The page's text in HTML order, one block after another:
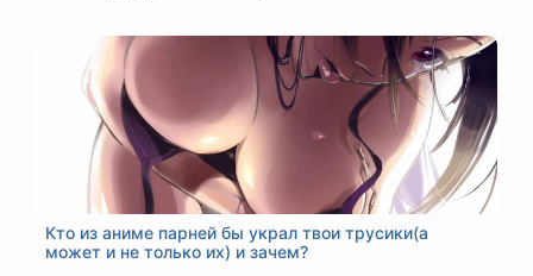
Кто из аниме парней бы украл твои трусики(а
может и не только их) и зачем?